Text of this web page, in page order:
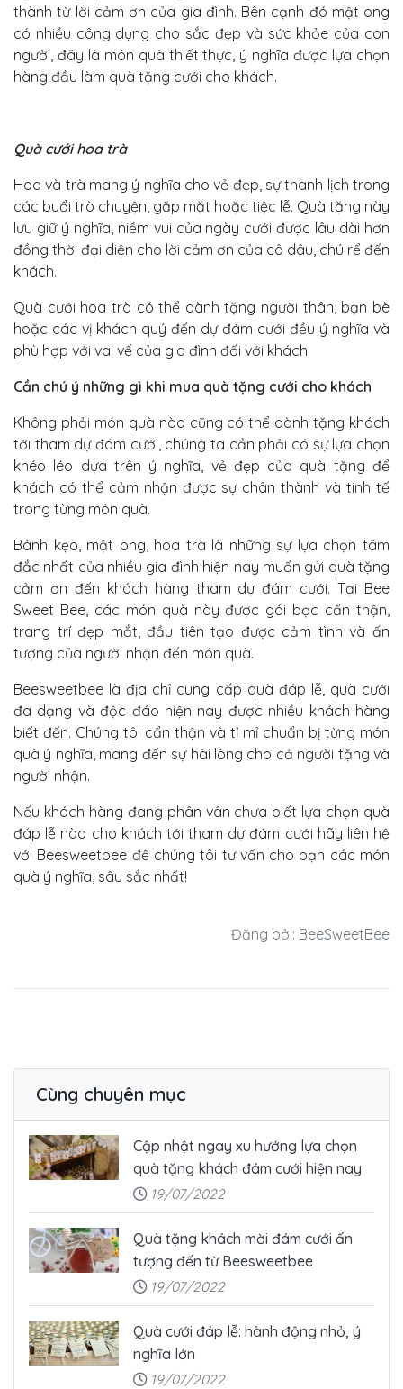
thành từ lời cảm ơn của gia đình. Bên cạnh đó mật ong
có nhiều công dụng cho sắc đẹp và sức khỏe của con
người, đây là món quà thiết thực, ý nghĩa được lựa chọn
hàng đầu làm quà tặng cưới cho khách.
Quà cưới hoa trà
Hoa và trà mang ý nghĩa cho vẻ đẹp, sự thanh lịch trong
các buổi trò chuyện, gặp mặt hoặc tiệc lễ. Quà tặng này
lưu giữ ý nghĩa, niềm vui của ngày cưới được lâu dài hơn
đồng thời đại diện cho lời cảm ơn của cô dâu, chú rể đến
khách.
Quà cưới hoa trà có thể dành tặng người thân, bạn bè
hoặc các vị khách quý đến dự đám cưới đều ý nghĩa và
phù hợp với vai vế của gia đình đối với khách.
Cần chú ý những gì khi mua quà tặng cưới cho khách
Không phải món quà nào cũng có thể dành tặng khách
tới tham dự đám cưới, chúng ta cần phải có sự lựa chọn
khéo léo dựa trên ý nghĩa, vẻ đẹp của quà tặng để
khách có thể cảm nhận được sự chân thành và tinh tế
trong từng món quà.
Bánh kẹo, mật ong, hòa trà là những sự lựa chọn tâm
đắc nhất của nhiều gia đình hiện nay muốn gửi quà tặng
cảm ơn đến khách hàng tham dự đám cưới. Tại Bee
Sweet Bee, các món quà này được gói bọc cẩn thận,
trang trí đẹp mắt, đầu tiên tạo được cảm tình và ấn
tượng của người nhận đến món quà.
Beesweetbee là địa chỉ cung cấp quà đáp lễ, quà cưới
đa dạng và độc đáo hiện nay được nhiều khách hàng
biết đến. Chúng tôi cẩn thận và tỉ mỉ chuẩn bị từng món
quà ý nghĩa, mang đến sự hài lòng cho cả người tặng và
người nhận.
Nếu khách hàng đang phân vân chưa biết lựa chọn quà
đáp lễ nào cho khách tới tham dự đám cưới hãy liên hệ
với Beesweetbee để chúng tôi tư vấn cho bạn các món
quà ý nghĩa, sâu sắc nhất!
Đăng bởi: BeeSweetBee
Cùng chuyên mục
Cập nhật ngay xu hướng lựa chọn
quà tặng khách đám cưới hiện nay
19/07/2022
Quà tặng khách mời đám cưới ấn
tượng đến từ Beesweetbee
19/07/2022
Quà cưới đáp lễ: hành động nhỏ, ý
nghĩa lớn
19/07/2022